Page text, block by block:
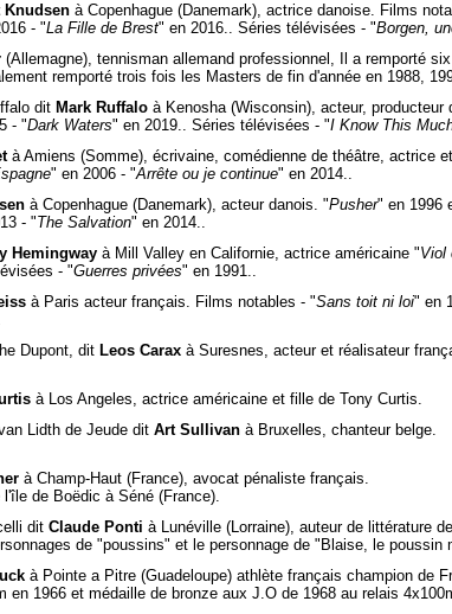
Knudsen à Copenhague (Danemark), actrice danoise. Films
- "La Fille de Brest" en 2016.. Séries télévisées - "Borgen,
(Allemagne), tennisman allemand professionnel, Il a remporté
remporté trois fois les Masters de fin d'année en 1988,
dit Mark Ruffalo à Kenosha (Wisconsin), acteur,
- "Dark Waters" en 2019.. Séries télévisées - "I Know This
à Amiens (Somme), écrivaine, comédienne de théâtre, actrice
" en 2006 - "Arrête ou je continue" en 2014..
à Copenhague (Danemark), acteur danois. "Pusher" en 1996
- "The Salvation" en 2014..
Hemingway à Mill Valley en Californie, actrice américaine "Viol
- "Guerres privées" en 1991..
à Paris acteur français. Films notables - "Sans toit ni loi" en
Dupont, dit Leos Carax à Suresnes, acteur et réalisateur
à Los Angeles, actrice américaine et fille de Tony Curtis.
Lidth de Jeude dit Art Sullivan à Bruxelles, chanteur belge.
à Champ-Haut (France), avocat pénaliste français.
de Boëdic à Séné (France).
dit Claude Ponti à Lunéville (Lorraine), auteur de littérature
de "poussins" et le personnage de "Blaise, le poussin
à Pointe a Pitre (Guadeloupe) athlète français champion de
en 1966 et médaille de bronze aux J.O de 1968 au relais